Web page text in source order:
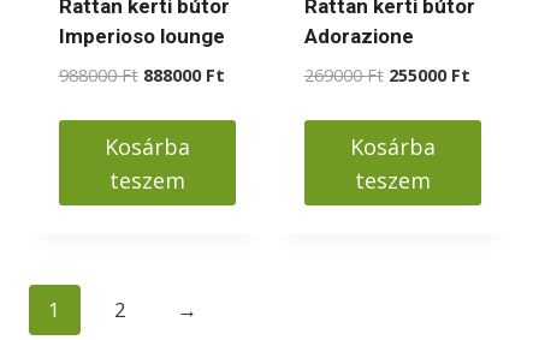
ki
ki
Rattan kerti bútor
Imperioso lounge
988000Ft Original
was:
988000 Ft.
888000 FtCurrent
is:
Kosárba
teszem
Rattan kerti bútor
Adorazione
269000Ft Original
was:
269000 Ft.
255000 FtCurrent
is:
Kosárba
teszem
1 2 →